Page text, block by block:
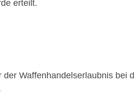
erteilt.
Waffenhandelserlaubnis bei